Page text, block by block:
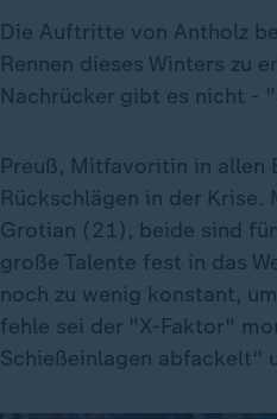
Die Auftritte von Antholz
Rennen dieses Winters zu
Nachrücker gibt es nicht -
Preuß, Mitfavoritin in allen
Rückschlägen in der
Grotian (21), beide sind
große Talente fest in das
noch zu wenig konstant,
fehle sei der "X-Faktor"
Schießeinlagen abfackelt"